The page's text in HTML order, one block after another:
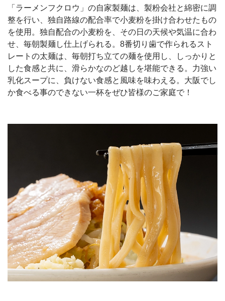
「ラーメンフクロウ」の自家製麺は、製粉会社と綿密に調
整を行い、独自路線の配合率で小麦粉を掛け合わせたもの
を使用。独自配合の小麦粉を、その日の天候や気温に合わ
せ、毎朝製麺し仕上げられる。8番切り歯で作られるスト
レートの太麺は、毎朝打ち立ての麺を使用し、しっかりと
した食感と共に、滑らかなのど越しを堪能できる。力強い
乳化スープに、負けない食感と風味を味わえる。大阪でし
か食べる事のできない一杯をぜひ皆様のご家庭で！